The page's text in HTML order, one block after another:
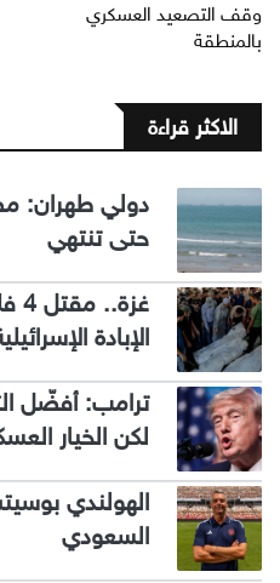
وقف التصعيد العسكري
بالمنطقة
الاكثر قراءة
دولي طهران:
حتى تنتهي
الإبادة الإسرائيلية إلى 73
ترامب: أفضّل
لكن الخيار
الهولندي
السعودي